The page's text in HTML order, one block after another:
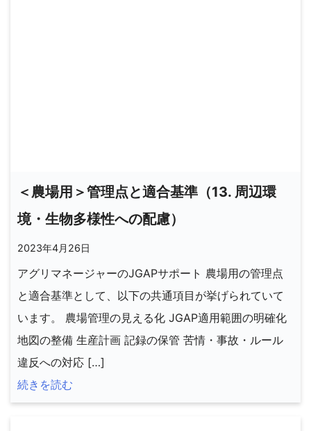
＜農場用＞管理点と適合基準（13. 周辺環
境・生物多様性への配慮）
2023年4月26日
アグリマネージャーのJGAPサポート 農場用の管理点
と適合基準として、以下の共通項目が挙げられていて
います。 農場管理の見える化 JGAP適用範囲の明確化
地図の整備 生産計画 記録の保管 苦情・事故・ルール
違反への対応 […]
続きを読む